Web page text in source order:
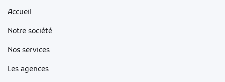
Accueil
Notre société
Nos services
Les agences